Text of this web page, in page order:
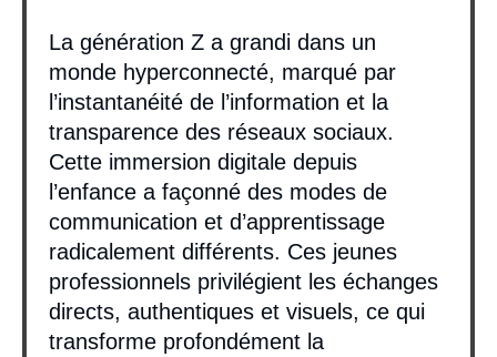
La génération Z a grandi dans un
monde hyperconnecté, marqué par
l’instantanéité de l’information et la
transparence des réseaux sociaux.
Cette immersion digitale depuis
l’enfance a façonné des modes de
communication et d’apprentissage
radicalement différents. Ces jeunes
professionnels privilégient les échanges
directs, authentiques et visuels, ce qui
transforme profondément la